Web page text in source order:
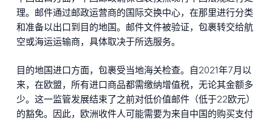
理。邮件通过邮政运营商的国际交换中心，在那里进行分类
和准备以出口到目的地国。邮件文件被验证，包裹转交给航
空或海运运输商，具体取决于所选服务。
目的地国进口方面，包裹受当地海关检查。自2021年7月以
来，在欧盟，所有进口商品都需缴纳增值税，无论其金额多
少。这一监管发展结束了之前对低价值邮件（低于22欧元）
的豁免。因此，欧洲收件人可能需要为来自中国的购买支付